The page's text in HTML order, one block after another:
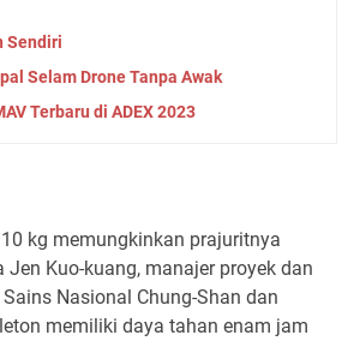
Sendiri
Selam Drone Tanpa Awak
Terbaru di ADEX 2023
kg memungkinkan prajuritnya
Kuo-kuang, manajer proyek dan
Nasional Chung-Shan dan
memiliki daya tahan enam jam